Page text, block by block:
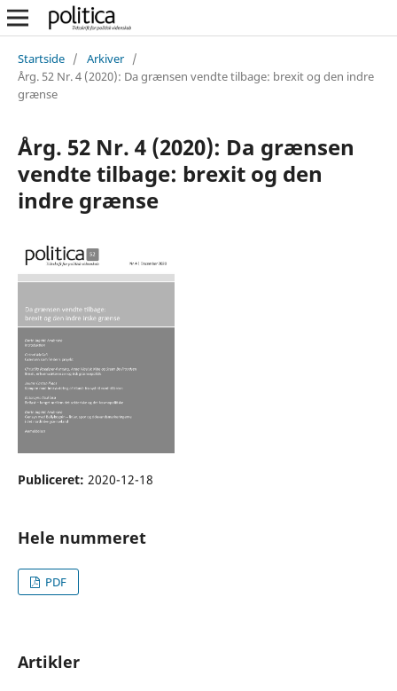
Startside / Arkiver /
Årg. 52 Nr. 4 (2020): Da grænsen vendte tilbage: brexit og den indre
grænse
Årg. 52 Nr. 4 (2020): Da grænsen
vendte tilbage: brexit og den
indre grænse
Publiceret: 2020-12-18
Hele nummeret
PDF
Artikler